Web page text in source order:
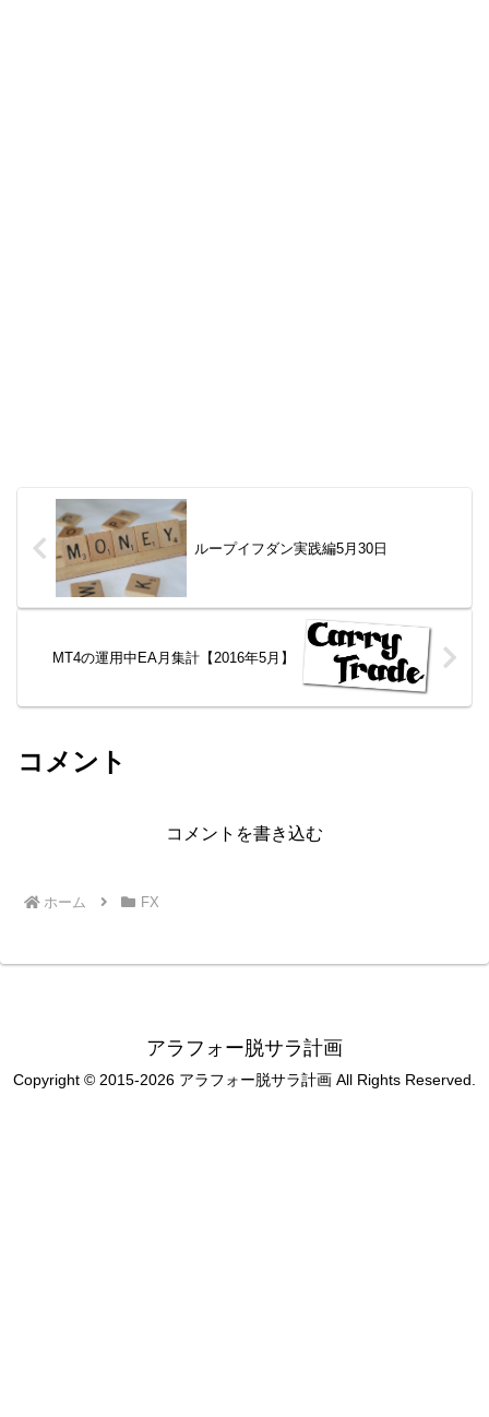
ループイフダン実践編5月30日
MT4の運用中EA月集計【2016年5月】
コメント
コメントを書き込む
ホーム FX
アラフォー脱サラ計画
Copyright © 2015-2026 アラフォー脱サラ計画 All Rights Reserved.